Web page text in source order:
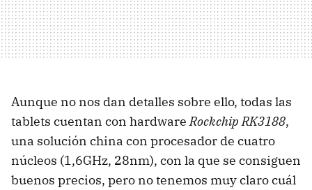
Aunque no nos dan detalles sobre ello, todas las
tablets cuentan con hardwareRockchip RK3188,
una solución china con procesador de cuatro
núcleos (1,6GHz, 28nm), con la que se consiguen
buenos precios, pero no tenemos muy claro cuál